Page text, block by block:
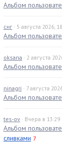
Альбом
снг · 5 августа 2026,
Альбом
oksana · 2 августа
Альбом
ninagri · 7 августа
Альбом
tes-ov · Вчера в 13:29
Альбом
сливками 7